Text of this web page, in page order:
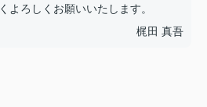
よろしくお願いいたします。
梶田 真吾